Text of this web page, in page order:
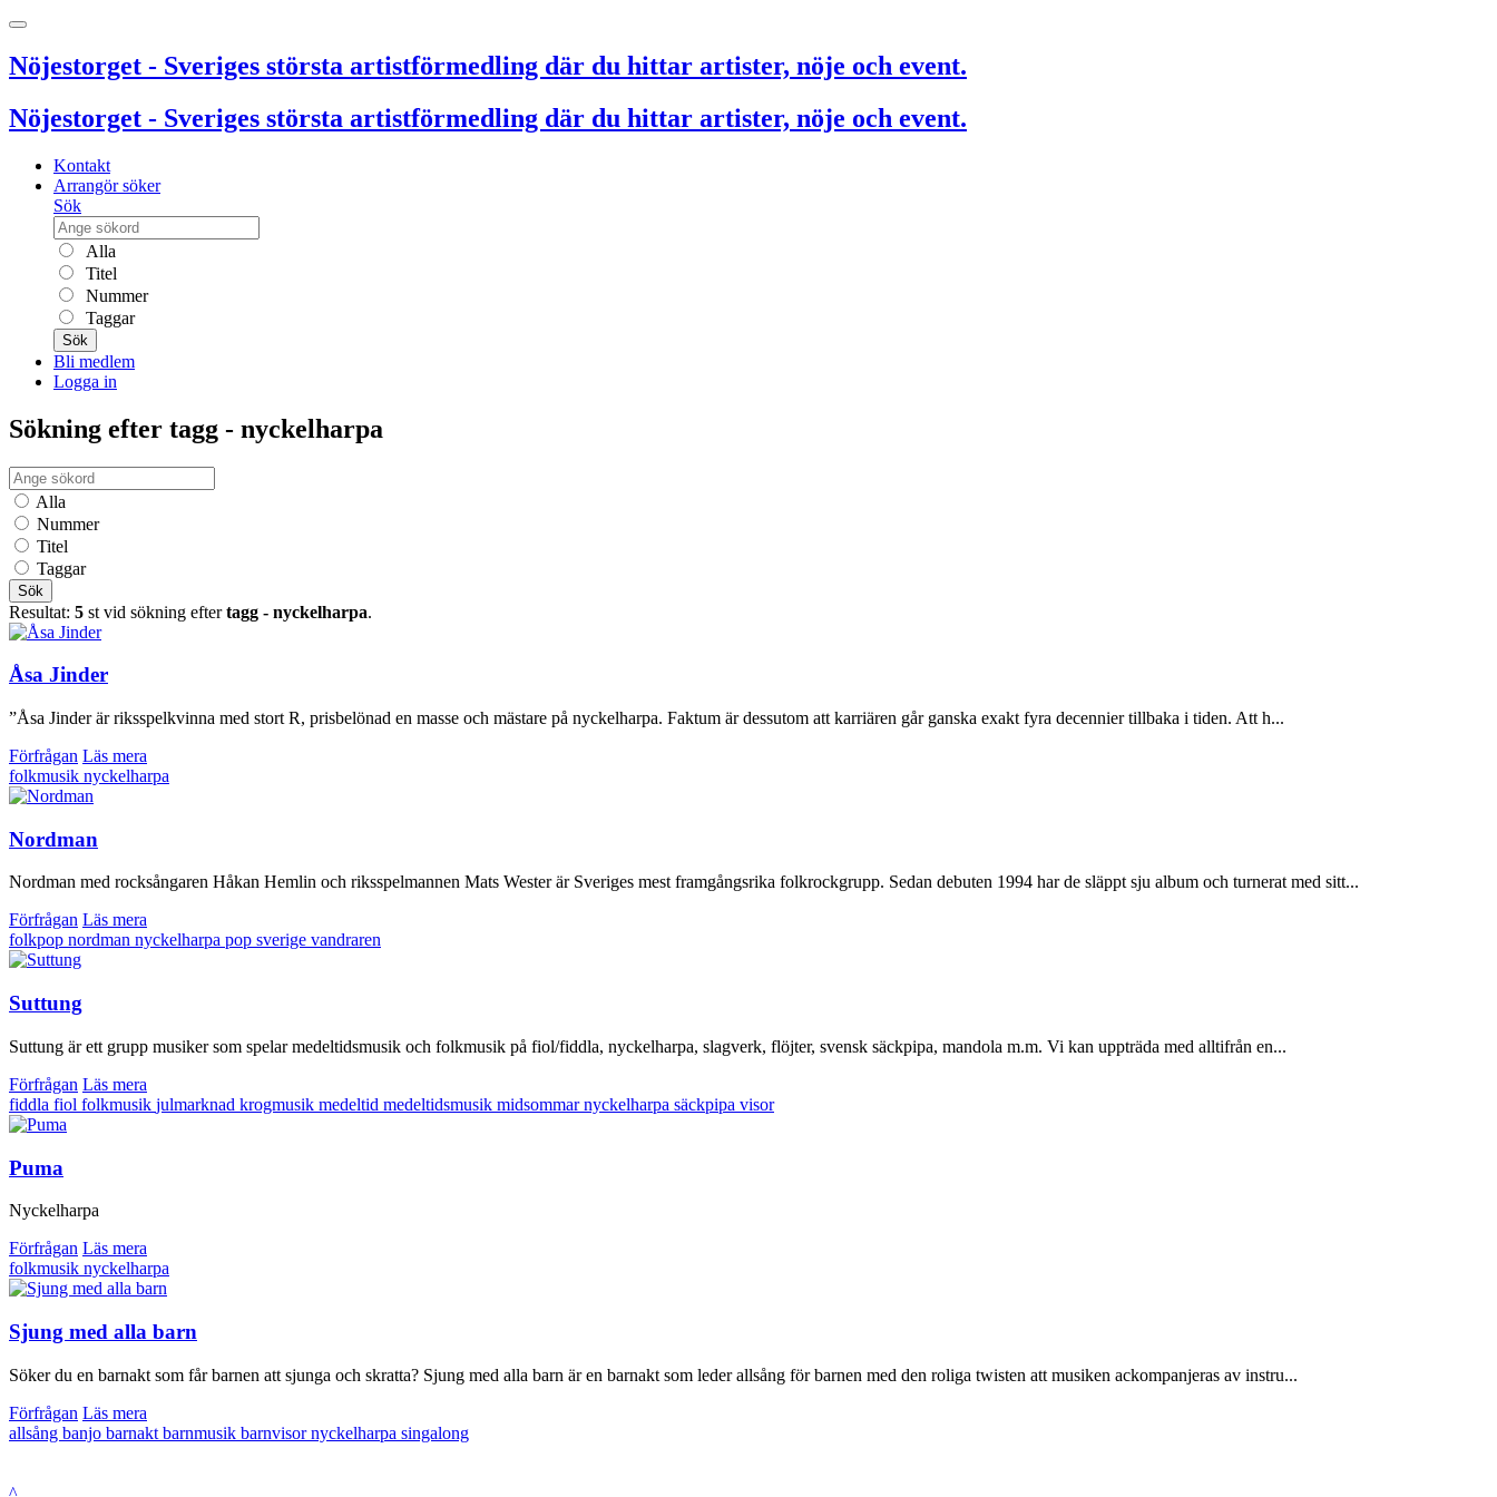
Nöjestorget - Sveriges största artistförmedling där du hittar artister, nöje och event.
Nöjestorget - Sveriges största artistförmedling där du hittar artister, nöje och event.
Kontakt
Arrangör söker
Sök
Alla
Titel
Nummer
Taggar
Sök
Bli medlem
Logga in
Sökning efter tagg - nyckelharpa
Alla
Nummer
Titel
Taggar
Sök
Resultat: 5 st vid sökning eftertagg - nyckelharpa.
Åsa Jinder
”Åsa Jinder är riksspelkvinna med stort R, prisbelönad en masse och mästare på nyckelharpa. Faktum är dessutom att karriären går ganska exakt fyra decennier tillbaka i tiden. Att h...
Förfrågan Läs mera
folkmusik nyckelharpa
Nordman
Nordman med rocksångaren Håkan Hemlin och riksspelmannen Mats Wester är Sveriges mest framgångsrika folkrockgrupp. Sedan debuten 1994 har de släppt sju album och turnerat med sitt...
Förfrågan Läs mera
folkpop nordman nyckelharpa pop sverige vandraren
Suttung
Suttung är ett grupp musiker som spelar medeltidsmusik och folkmusik på fiol/fiddla, nyckelharpa, slagverk, flöjter, svensk säckpipa, mandola m.m. Vi kan uppträda med alltifrån en...
Förfrågan Läs mera
fiddla fiol folkmusik julmarknad krogmusik medeltid medeltidsmusik midsommarnyckelharpa säckpipa visor
Puma
Nyckelharpa
Förfrågan Läs mera
folkmusik nyckelharpa
Sjung med alla barn
Söker du en barnakt som får barnen att sjunga och skratta? Sjung med alla barn är en barnakt som leder allsång för barnen med den roliga twisten att musiken ackompanjeras av instru...
Förfrågan Läs mera
allsång banjo barnakt barnmusik barnvisornyckelharpa singalong
^